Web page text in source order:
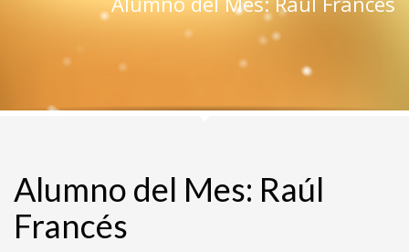
Alumno del Mes: Raúl
Francés